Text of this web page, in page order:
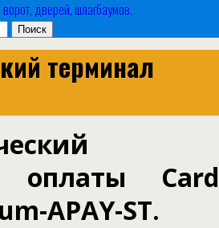
дверей, шлагбаумов.
терминал
оплаты Card
APAY-ST.